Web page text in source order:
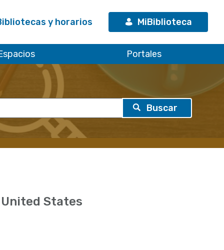
y horarios MiBiblioteca
Portales
States